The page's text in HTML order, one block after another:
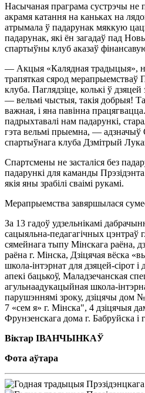
Насычаная праграма сустрэчы не
акрамя катання на каньках на
атрымала ў падарунак мяккую
падарунак, які ён загадаў пад
спартыўны клуб аказаў
— Акцыя «Калядная традыцыя»,
трапяткая сярод мерапрыемстваў
клуба. Паглядзіце, колькі ў
— вельмі чыстыя, такія добрыя!
важная, і яна павінна
падрыхтавалі нам падарункі,
гэта вельмі прыемна, — адзначыў
спартыўнага клуба Дзмітрый
Спартсмены не засталіся без
падарункі для каманды
якія яны зрабілі сваімі рукамі.
Мерапрыемства завяршылася
За 13 гадоў удзельнікамі
сацыяльна-педагагічных цэнтраў
сямейнага тыпу Мінскага раёна,
раёна г. Мінска, Дзіцячая вёска
школа-інтэрнат для дзяцей-сірот і
апекі бацькоў, Маладзечанская
агульнаадукацыйная школа-
парушэннямі зроку, дзіцячы дом
7 «сем я» г. Мінска", 4 дзіцячыя
Фрунзенскага дома г. Бабруйска і
Віктар ІВАНЧЫНКАЎ
Фота аўтара